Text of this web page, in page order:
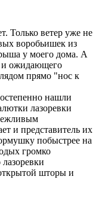
Только ветер уже не
воробьишек из
у моего дома. А
и ожидающего
прямо "нос к
нашли
лазоревки
и представитель их
побыстрее на
громко
шторы и